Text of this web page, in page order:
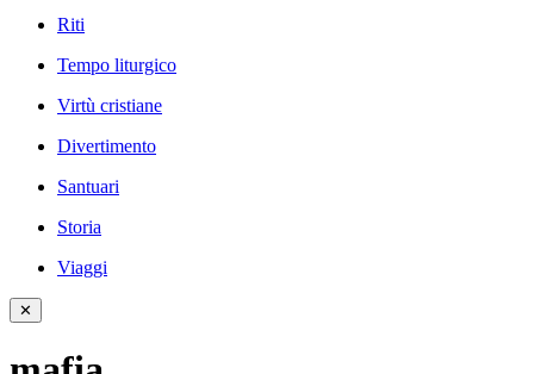
Riti
Tempo liturgico
Virtù cristiane
Divertimento
Santuari
Storia
Viaggi
✕